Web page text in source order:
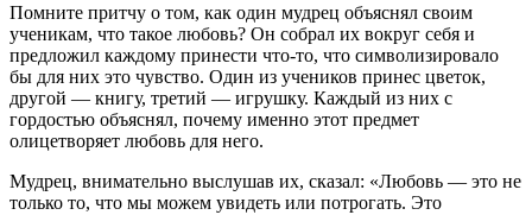
Помните притчу о том, как один мудрец объяснял своим
ученикам, что такое любовь? Он собрал их вокруг себя и
предложил каждому принести что-то, что символизировало
бы для них это чувство. Один из учеников принес цветок,
другой — книгу, третий — игрушку. Каждый из них с
гордостью объяснял, почему именно этот предмет
олицетворяет любовь для него.
Мудрец, внимательно выслушав их, сказал: «Любовь — это не
только то, что мы можем увидеть или потрогать. Это